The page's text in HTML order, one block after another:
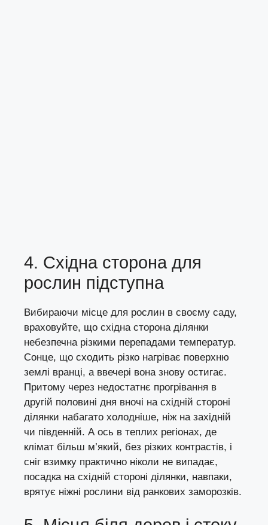
4. Східна сторона для
рослин підступна
Вибираючи місце для рослин в своєму саду,
враховуйте, що східна сторона ділянки
небезпечна різкими перепадами температур.
Сонце, що сходить різко нагріває поверхню
землі вранці, а ввечері вона знову остигає.
Притому через недостатнє прогрівання в
другій половині дня вночі на східній стороні
ділянки набагато холодніше, ніж на західній
чи південній. А ось в теплих регіонах, де
клімат більш м’який, без різких контрастів, і
сніг взимку практично ніколи не випадає,
посадка на східній стороні ділянки, навпаки,
врятує ніжні рослини від ранкових заморозків.